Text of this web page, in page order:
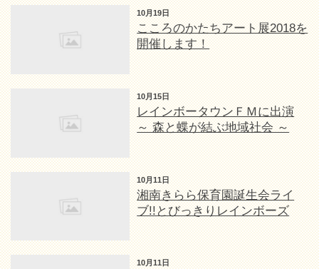
10月19日
こころのかたちアート展2018を
開催します！
10月15日
レインボータウンＦＭに出演
～ 森と蝶が結ぶ地域社会 ～
10月11日
湘南きらら保育園誕生会ライ
ブ!!とびっきりレインボーズ
10月11日